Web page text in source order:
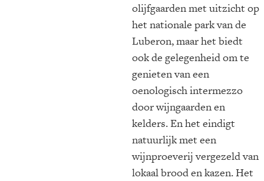
olijfgaarden met uitzicht op
het nationale park van de
Luberon, maar het biedt
ook de gelegenheid om te
genieten van een
oenologisch intermezzo
door wijngaarden en
kelders. En het eindigt
natuurlijk met een
wijnproeverij vergezeld van
lokaal brood en kazen. Het